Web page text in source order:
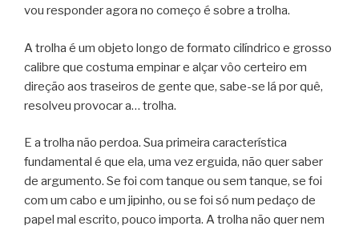
vou responder agora no começo é sobre a trolha.
A trolha é um objeto longo de formato cilíndrico e grosso
calibre que costuma empinar e alçar vôo certeiro em
direção aos traseiros de gente que, sabe-se lá por quê,
resolveu provocar a… trolha.
E a trolha não perdoa. Sua primeira característica
fundamental é que ela, uma vez erguida, não quer saber
de argumento. Se foi com tanque ou sem tanque, se foi
com um cabo e um jipinho, ou se foi só num pedaço de
papel mal escrito, pouco importa. A trolha não quer nem